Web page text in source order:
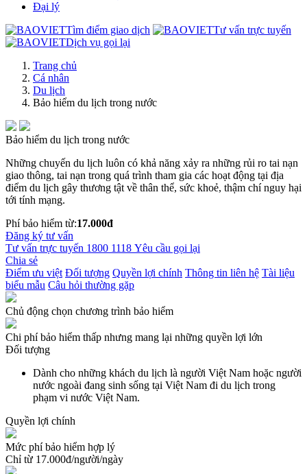
Đại lý
Tìm điểm giao dịch
Tư vấn trực tuyến
Dịch vụ gọi lại
Trang chủ
Cá nhân
Du lịch
Bảo hiểm du lịch trong nước
Bảo hiểm du lịch trong nước
Những chuyến du lịch luôn có khả năng xảy ra những rủi ro tai nạn
giao thông, tai nạn trong quá trình tham gia các hoạt động tại địa
điểm du lịch gây thương tật về thân thể, sức khoẻ, thậm chí nguy hại
tới tính mạng.
Phí bảo hiểm từ:17.000đ
Đăng ký tư vấn
Tư vấn trực tuyến 1800 1118 Yêu cầu gọi lại
Chia sẻ
Điểm ưu việt Đối tượng Quyền lợi chính Thông tin liên hệ Tài liệu
biểu mẫu Câu hỏi thường gặp
Chủ động chọn chương trình bảo hiểm
Chi phí bảo hiểm thấp nhưng mang lại những quyền lợi lớn
Đối tượng
Dành cho những khách du lịch là người Việt Nam hoặc người
nước ngoài đang sinh sống tại Việt Nam đi du lịch trong
phạm vi nước Việt Nam.
Quyền lợi chính
Mức phí bảo hiểm hợp lý
Chỉ từ 17.000đ/người/ngày